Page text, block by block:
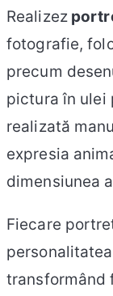
Realizez
fotografie,
precum
pictura în ulei
realizată
expresia
dimensiunea
Fiecare
transformând